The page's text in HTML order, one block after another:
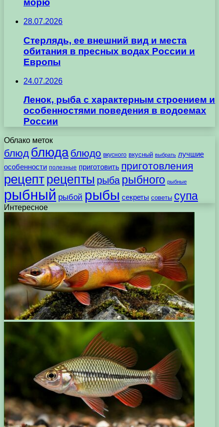
морю
28.07.2026
Стерлядь, ее внешний вид и места
обитания в пресных водах России и
Европы
24.07.2026
Ленок, рыба с характерным строением и
особенностями поведения в водоемах
России
Облако меток
блюд блюда блюдо вкусного вкусный выбрать лучшие
особенности полезные приготовить приготовления
рецептрецепты рыба рыбного рыбные
рыбный рыбой рыбы секреты советы супа
Интересное